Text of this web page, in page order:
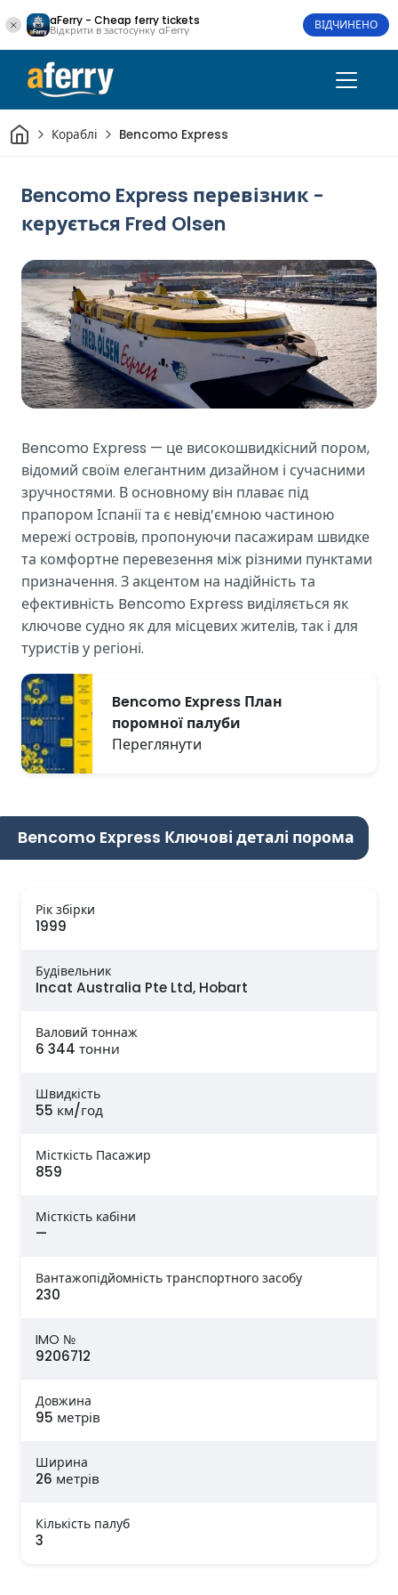
aFerry - Cheap ferry tickets
Відкрити в застосунку aFerry ВІДЧИНЕНО
Дім Кораблі Bencomo Express
Bencomo Express перевізник -
керується Fred Olsen
Bencomo Express — це високошвидкісний пором,
відомий своїм елегантним дизайном і сучасними
зручностями. В основному він плаває під
прапором Іспанії та є невід’ємною частиною
мережі островів, пропонуючи пасажирам швидке
та комфортне перевезення між різними пунктами
призначення. З акцентом на надійність та
ефективність Bencomo Express виділяється як
ключове судно як для місцевих жителів, так і для
туристів у регіоні.
Bencomo Express План
поромної палуби
Переглянути
Bencomo Express Ключові деталі порома
Рік збірки
1999
Будівельник
Incat Australia Pte Ltd, Hobart
Валовий тоннаж
6 344 тонни
Швидкість
55 км/год
Місткість Пасажир
859
Місткість кабіни
—
Вантажопідйомність транспортного засобу
230
IMO №
9206712
Довжина
95 метрів
Ширина
26 метрів
Кількість палуб
3